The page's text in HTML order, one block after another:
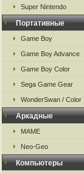
Super Nintendo
Портативные
Game Boy
Game Boy Advance
Game Boy Color
Sega Game Gear
WonderSwan / Color
Аркадные
MAME
Neo-Geo
Компьютеры